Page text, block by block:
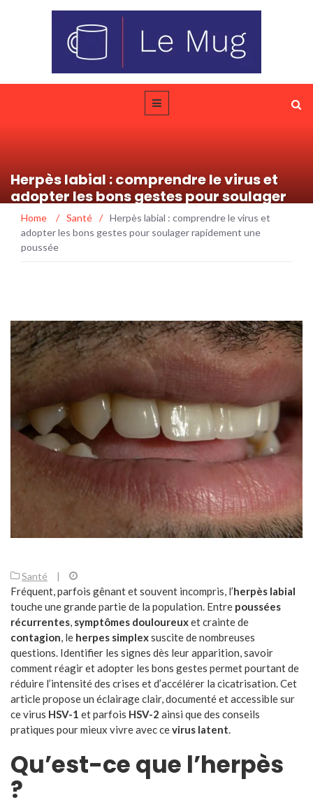
Herpès labial : comprendre le virus et
adopter les bons gestes pour soulager
rapidement une poussée
Home / Santé / Herpès labial : comprendre le virus et
adopter les bons gestes pour soulager rapidement une
poussée
Santé |
Fréquent, parfois gênant et souvent incompris, l’herpès labial
touche une grande partie de la population. Entre poussées
récurrentes symptômes douloureuxet crainte de
contagion , le herpes simplexsuscite de nombreuses
questions. Identifier les signes dès leur apparition, savoir
comment réagir et adopter les bons gestes permet pourtant de
réduire l’intensité des crises et d’accélérer la cicatrisation. Cet
article propose un éclairage clair, documenté et accessible sur
ce virus HSV-1 et parfois HSV-2 ainsi que des conseils
pratiques pour mieux vivre avec cevirus latent
Qu’est-ce que l’herpès
?